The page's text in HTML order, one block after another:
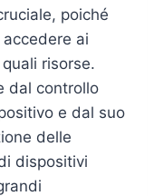
poiché
ai
risorse.
dal controllo
e dal suo
delle
dispositivi